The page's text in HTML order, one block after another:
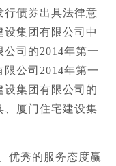
行债券出具法律意
设集团有限公司中
司的2014年第一
公司2014年第一
设集团有限公司的
、厦门住宅建设集
秀的服务态度赢